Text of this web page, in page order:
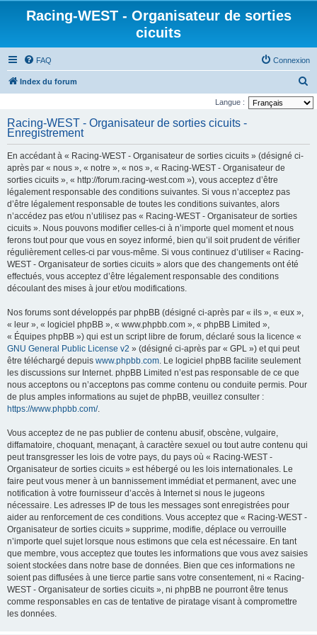
Racing-WEST - Organisateur de sorties
cicuits
FAQ Connexion
Index du forum
e
Langue :
Racing-WEST - Organisateur de sorties cicuits -
Enregistrement
En accédant à « Racing-WEST - Organisateur de sorties cicuits » (désigné ci-
après par « nous », « notre », « nos », « Racing-WEST - Organisateur de
sorties cicuits », « http://forum.racing-west.com »), vous acceptez d’être
légalement responsable des conditions suivantes. Si vous n’acceptez pas
d’être légalement responsable de toutes les conditions suivantes, alors
n’accédez pas et/ou n’utilisez pas « Racing-WEST - Organisateur de sorties
cicuits ». Nous pouvons modifier celles-ci à n’importe quel moment et nous
ferons tout pour que vous en soyez informé, bien qu’il soit prudent de vérifier
régulièrement celles-ci par vous-même. Si vous continuez d’utiliser « Racing-
WEST - Organisateur de sorties cicuits » alors que des changements ont été
effectués, vous acceptez d’être légalement responsable des conditions
découlant des mises à jour et/ou modifications.
Nos forums sont développés par phpBB (désigné ci-après par « ils », « eux »,
« leur », « logiciel phpBB », « www.phpbb.com », « phpBB Limited »,
« Équipes phpBB ») qui est un script libre de forum, déclaré sous la licence «
GNU General Public License v2 » (désigné ci-après par « GPL ») et qui peut
être téléchargé depuis www.phpbb.com. Le logiciel phpBB facilite seulement
les discussions sur Internet. phpBB Limited n’est pas responsable de ce que
nous acceptons ou n’acceptons pas comme contenu ou conduite permis. Pour
de plus amples informations au sujet de phpBB, veuillez consulter :
https://www.phpbb.com/.
Vous acceptez de ne pas publier de contenu abusif, obscène, vulgaire,
diffamatoire, choquant, menaçant, à caractère sexuel ou tout autre contenu qui
peut transgresser les lois de votre pays, du pays où « Racing-WEST -
Organisateur de sorties cicuits » est hébergé ou les lois internationales. Le
faire peut vous mener à un bannissement immédiat et permanent, avec une
notification à votre fournisseur d’accès à Internet si nous le jugeons
nécessaire. Les adresses IP de tous les messages sont enregistrées pour
aider au renforcement de ces conditions. Vous acceptez que « Racing-WEST -
Organisateur de sorties cicuits » supprime, modifie, déplace ou verrouille
n’importe quel sujet lorsque nous estimons que cela est nécessaire. En tant
que membre, vous acceptez que toutes les informations que vous avez saisies
soient stockées dans notre base de données. Bien que ces informations ne
soient pas diffusées à une tierce partie sans votre consentement, ni « Racing-
WEST - Organisateur de sorties cicuits », ni phpBB ne pourront être tenus
comme responsables en cas de tentative de piratage visant à compromettre
les données.